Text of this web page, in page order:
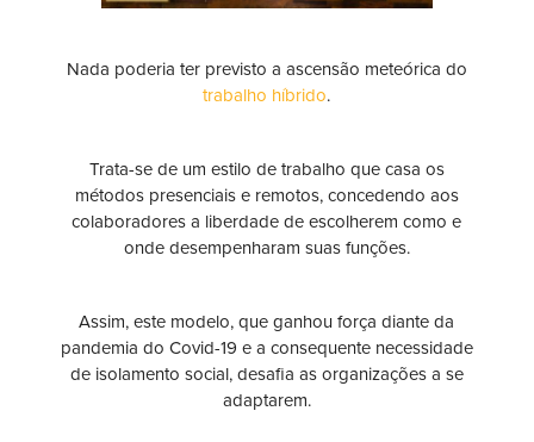
Nada poderia ter previsto a ascensão meteórica do
trabalho híbrido.
Trata-se de um estilo de trabalho que casa os
métodos presenciais e remotos, concedendo aos
colaboradores a liberdade de escolherem como e
onde desempenharam suas funções.
Assim, este modelo, que ganhou força diante da
pandemia do Covid-19 e a consequente necessidade
de isolamento social, desafia as organizações a se
adaptarem.